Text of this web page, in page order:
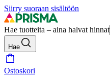
Siirry suoraan sisältöön
Hae tuotteita – aina halvat hinnat
Hae
Ostoskori